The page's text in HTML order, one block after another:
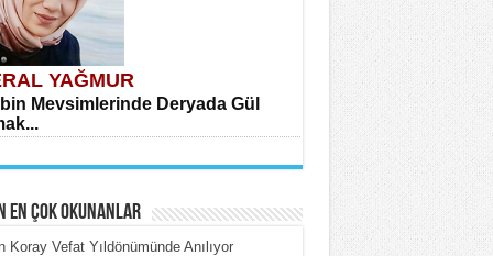
YAĞMUR
Mevsimlerinde Deryada Gül
EN ÇOK OKUNANLAR
Koray Vefat Yıldönümünde Anılıyor